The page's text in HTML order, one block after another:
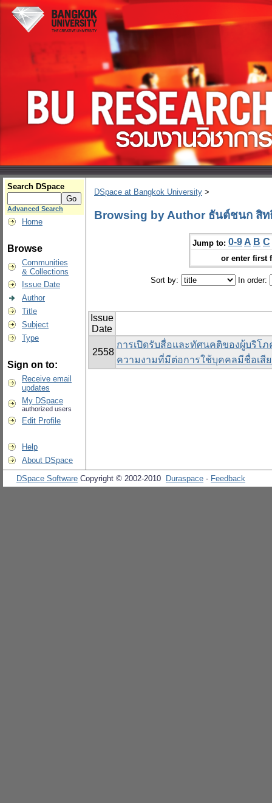
Search DSpace
Advanced Search
Home
Browse
Communities
& Collections
Issue Date
Author
Title
Subject
Type
Sign on to:
Receive email
updates
My DSpace
authorized users
Edit Profile
Help
About DSpace
DSpace at Bangkok University >
Browsing by Author ธันต์ชนก สิ
Jump to: 0-9 A B C
or enter first
Sort by: In order:
Issue
Date
2558
การเปิดรับสื่อและทัศนคติของผู้บริโ
ความงามที่มีต่อการใช้บุคคลมีชื่อเสี
DSpace Software Copyright © 2002-2010 Duraspace - Feedback